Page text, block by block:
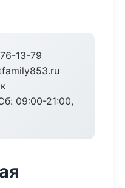
13-79
09:00-21:00,